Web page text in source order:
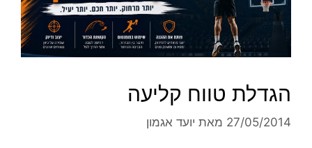
הגדלת טווח קליעה
27/05/2014 מאת יועד אגמון